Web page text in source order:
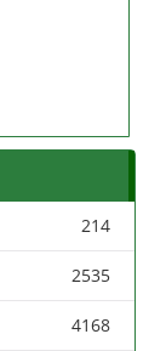
214
2535
4168